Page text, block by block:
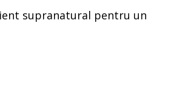
supranatural pentru un